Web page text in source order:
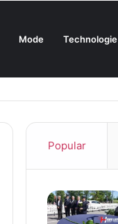
Mode Technologie
Popular